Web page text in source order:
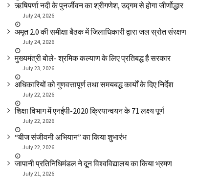
ऋषिपर्णा नदी के पुनर्जीवन का श्रीगणेश, उद्गम से होगा जीर्णोद्धार
July 24, 2026
अमृत 2.0 की समीक्षा बैठक में जिलाधिकारी द्वारा जल स्रोत संरक्षण
July 24, 2026
मुख्यमंत्री बोले- श्रमिक कल्याण के लिए प्रतिबद्ध है सरकार
July 23, 2026
अधिकारियों को गुणवत्तापूर्ण तथा समयबद्ध कार्यों के दिए निर्देश
July 22, 2026
शिक्षा विभाग में एनईपी-2020 क्रियान्वयन के 71 लक्ष्य पूर्ण
July 22, 2026
“बीज संजीवनी अभियान” का किया शुभारंभ
July 22, 2026
जापानी प्रतिनिधिमंडल ने दून विश्वविद्यालय का किया भ्रमण
July 21, 2026